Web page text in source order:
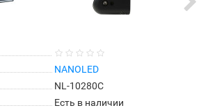
NANOLED
NL-10280C
Есть в наличии